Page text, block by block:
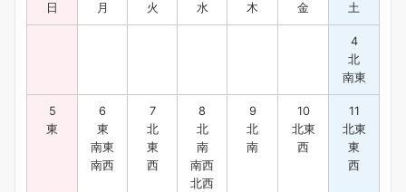
日 月 火 水 木 金 土
4
北
南東
5
東
6
東
南東
南西
7
北
東
西
8
北
南
南西
北西
9
北
南
10
北東
西
11
北東
東
西